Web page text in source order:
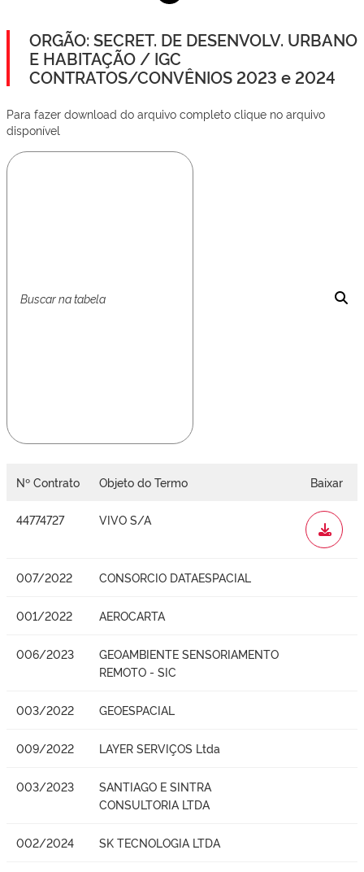
ORGÃO: SECRET. DE DESENVOLV. URBANO
E HABITAÇÃO / IGC
CONTRATOS/CONVÊNIOS 2023 e 2024
Para fazer download do arquivo completo clique no arquivo
disponível
Nº Contrato Objeto do Termo Baixar
44774727 VIVO S/A
WORD
007/2022 CONSORCIO DATAESPACIAL
001/2022 AEROCARTA
006/2023
GEOAMBIENTE SENSORIAMENTO
REMOTO - SIC
003/2022 GEOESPACIAL
009/2022 LAYER SERVIÇOS Ltda
003/2023
SANTIAGO E SINTRA
CONSULTORIA LTDA
002/2024 SK TECNOLOGIA LTDA